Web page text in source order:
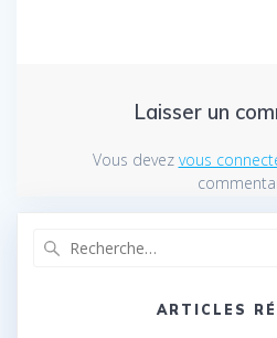
Laisser un
Vous devez vous
ARTICLES